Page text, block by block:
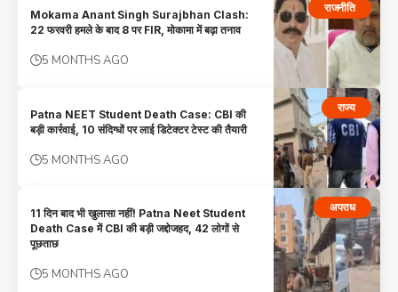
राजनीति
Mokama Anant Singh Surajbhan Clash:
22 फरवरी हमले के बाद 8 पर FIR, मोकामा में बढ़ा तनाव
5 MONTHS AGO
राज्य
Patna NEET Student Death Case: CBI की
बड़ी कार्रवाई, 10 संदिग्धों पर लाई डिटेक्टर टेस्ट की तैयारी
5 MONTHS AGO
अपराध
11 दिन बाद भी खुलासा नहीं! Patna Neet Student
Death Case में CBI की बड़ी जद्दोजहद, 42 लोगों से
पूछताछ
5 MONTHS AGO